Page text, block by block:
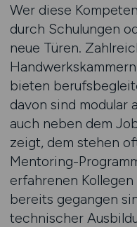
Wer diese
durch Schulungen
neue Türen.
bieten
davon sind modular
auch neben dem
zeigt, dem stehen
Mentoring-
erfahrenen
bereits gegangen
technischer